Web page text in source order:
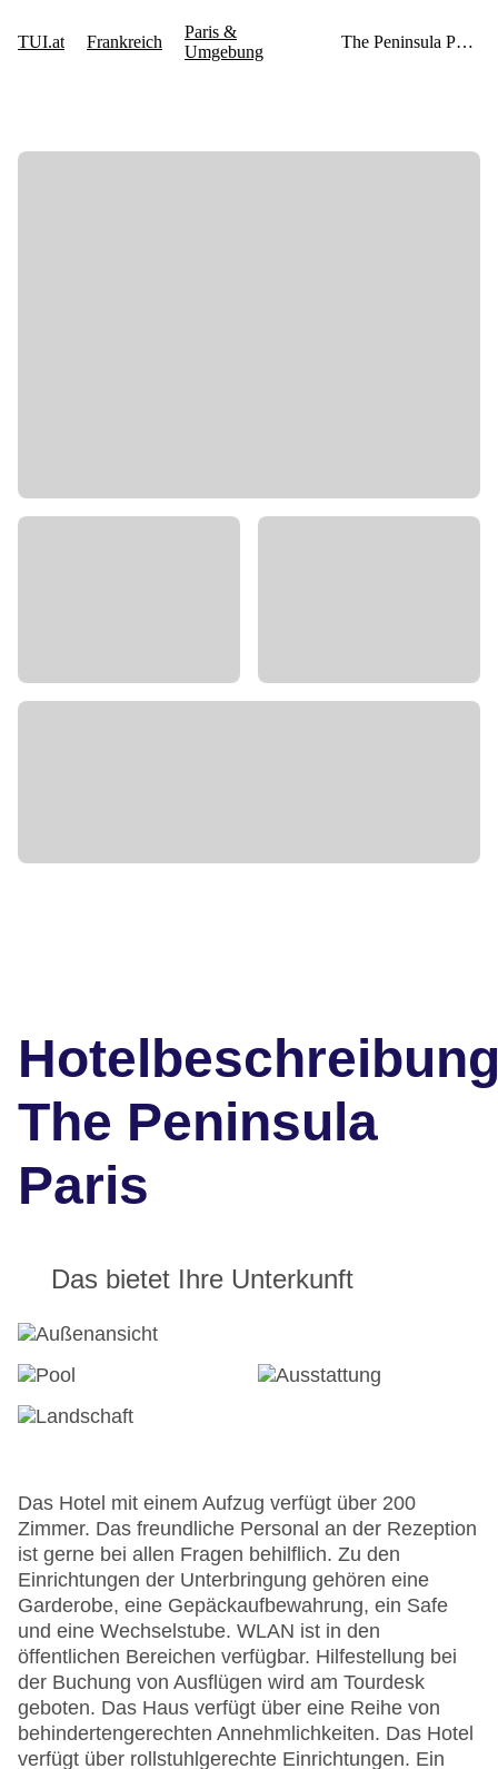
The Peninsula
Paris
Das bietet Ihre Unterkunft
Das Hotel mit einem Aufzug verfügt über 200
Zimmer. Das freundliche Personal an der Rezeption
ist gerne bei allen Fragen behilflich. Zu den
Einrichtungen der Unterbringung gehören eine
Garderobe, eine Gepäckaufbewahrung, ein Safe
und eine Wechselstube. WLAN ist in den
öffentlichen Bereichen verfügbar. Hilfestellung bei
der Buchung von Ausflügen wird am Tourdesk
geboten. Das Haus verfügt über eine Reihe von
behindertengerechten Annehmlichkeiten. Das Hotel
verfügt über rollstuhlgerechte Einrichtungen. Ein